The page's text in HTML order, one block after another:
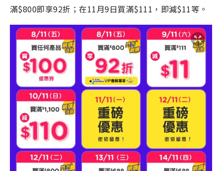
滿$800即享92折；在11月9日買滿$111，即減$11等。